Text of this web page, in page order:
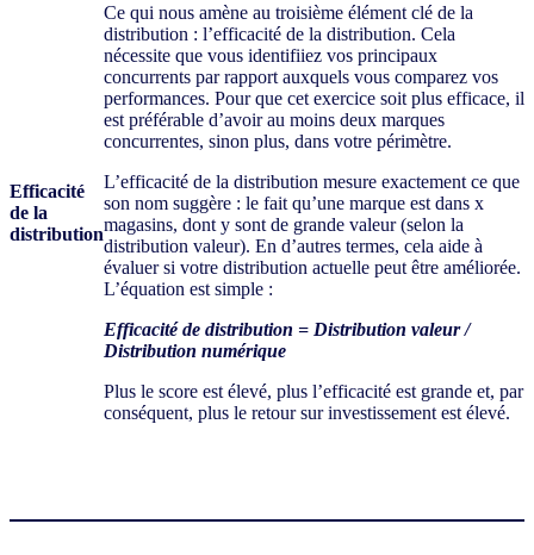
Efficacité
de la
distribution
Ce qui nous amène au troisième élément clé de la
distribution : l’efficacité de la distribution. Cela
nécessite que vous identifiiez vos principaux
concurrents par rapport auxquels vous comparez vos
performances. Pour que cet exercice soit plus efficace, il
est préférable d’avoir au moins deux marques
concurrentes, sinon plus, dans votre périmètre.
L’efficacité de la distribution mesure exactement ce que
son nom suggère : le fait qu’une marque est dans x
magasins, dont y sont de grande valeur (selon la
distribution valeur). En d’autres termes, cela aide à
évaluer si votre distribution actuelle peut être améliorée.
L’équation est simple :
Efficacité de distribution = Distribution valeur /
Distribution numérique
Plus le score est élevé, plus l’efficacité est grande et, par
conséquent, plus le retour sur investissement est élevé.